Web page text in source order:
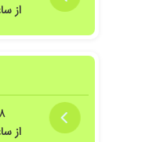
از ساعت
۱۸
از ساعت